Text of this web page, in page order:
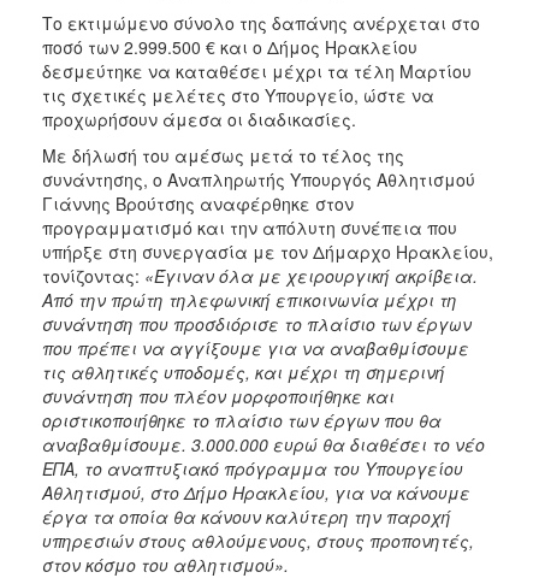
Το εκτιμώμενο σύνολο της δαπάνης ανέρχεται στο
ποσό των 2.999.500 € και ο Δήμος Ηρακλείου
δεσμεύτηκε να καταθέσει μέχρι τα τέλη Μαρτίου
τις σχετικές μελέτες στο Υπουργείο, ώστε να
προχωρήσουν άμεσα οι διαδικασίες.
Με δήλωσή του αμέσως μετά το τέλος της
συνάντησης, ο Αναπληρωτής Υπουργός Αθλητισμού
Γιάννης Βρούτσης αναφέρθηκε στον
προγραμματισμό και την απόλυτη συνέπεια που
υπήρξε στη συνεργασία με τον Δήμαρχο Ηρακλείου,
τονίζοντας: «Έγιναν όλα με χειρουργική ακρίβεια.
Από την πρώτη τηλεφωνική επικοινωνία μέχρι τη
συνάντηση που προσδιόρισε το πλαίσιο των έργων
που πρέπει να αγγίξουμε για να αναβαθμίσουμε
τις αθλητικές υποδομές, και μέχρι τη σημερινή
συνάντηση που πλέον μορφοποιήθηκε και
οριστικοποιήθηκε το πλαίσιο των έργων που θα
αναβαθμίσουμε. 3.000.000 ευρώ θα διαθέσει το νέο
ΕΠΑ, το αναπτυξιακό πρόγραμμα του Υπουργείου
Αθλητισμού, στο Δήμο Ηρακλείου, για να κάνουμε
έργα τα οποία θα κάνουν καλύτερη την παροχή
υπηρεσιών στους αθλούμενους, στους προπονητές,
στον κόσμο του αθλητισμού».